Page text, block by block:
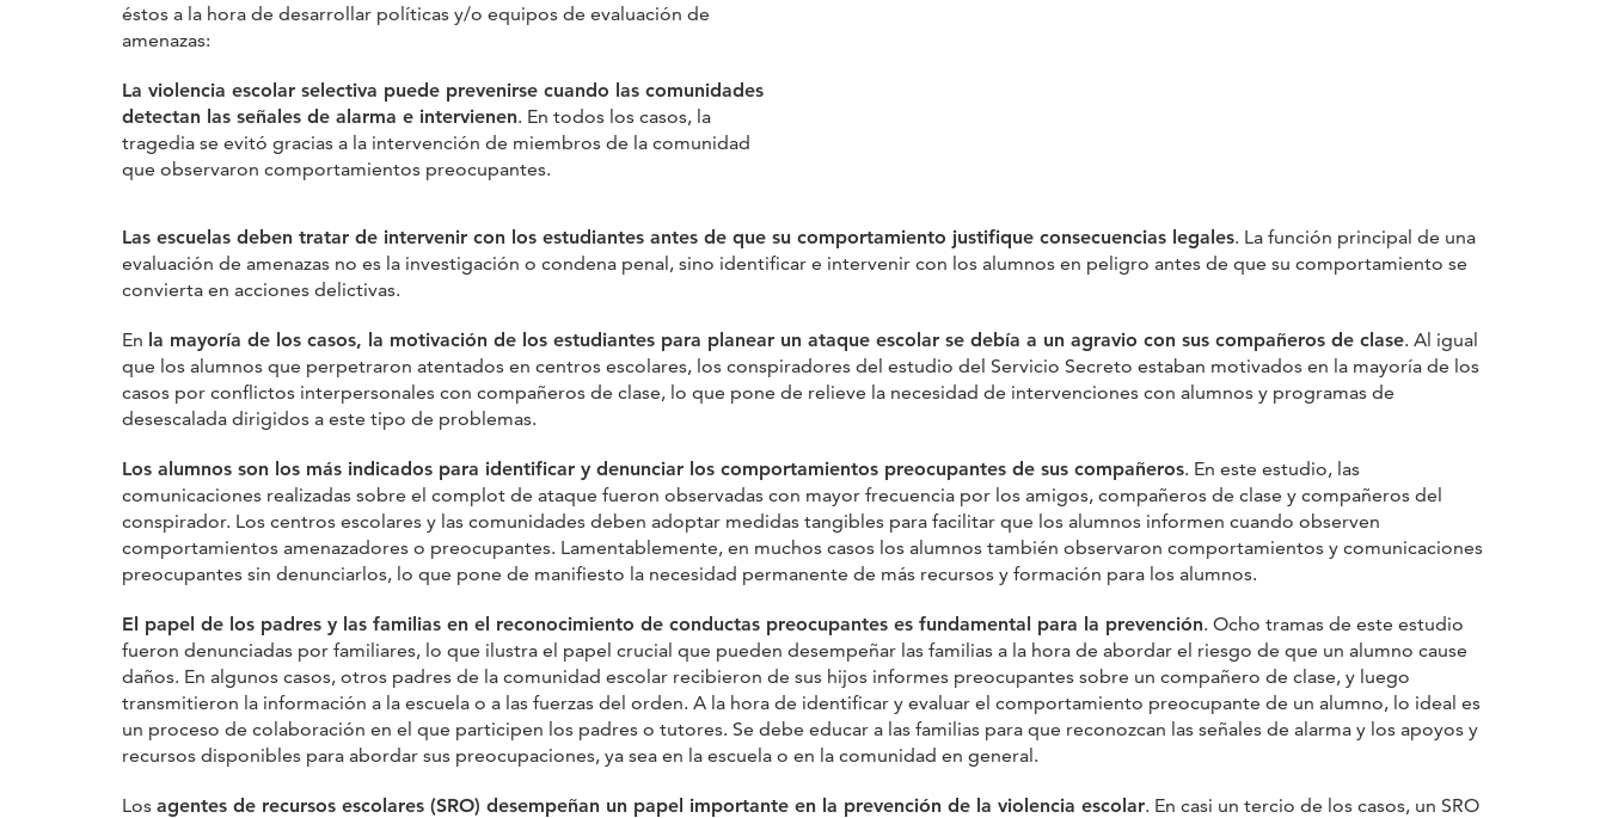
éstos a la hora de desarrollar políticas y/o equipos de evaluación de
amenazas:
La violencia escolar selectiva puede prevenirse cuando las comunidades
detectan las señales de alarma e intervienen. En todos los casos, la
tragedia se evitó gracias a la intervención de miembros de la comunidad
que observaron comportamientos preocupantes.
Las escuelas deben tratar de intervenir con los estudiantes antes de que su comportamiento justifique consecuencias legales. La función principal de una
evaluación de amenazas no es la investigación o condena penal, sino identificar e intervenir con los alumnos en peligro antes de que su comportamiento se
convierta en acciones delictivas.
En la mayoría de los casos, la motivación de los estudiantes para planear un ataque escolar se debía a un agravio con sus compañeros de clase. Al igual
que los alumnos que perpetraron atentados en centros escolares, los conspiradores del estudio del Servicio Secreto estaban motivados en la mayoría de los
casos por conflictos interpersonales con compañeros de clase, lo que pone de relieve la necesidad de intervenciones con alumnos y programas de
desescalada dirigidos a este tipo de problemas.
Los alumnos son los más indicados para identificar y denunciar los comportamientos preocupantes de sus compañeros. En este estudio, las
comunicaciones realizadas sobre el complot de ataque fueron observadas con mayor frecuencia por los amigos, compañeros de clase y compañeros del
conspirador. Los centros escolares y las comunidades deben adoptar medidas tangibles para facilitar que los alumnos informen cuando observen
comportamientos amenazadores o preocupantes. Lamentablemente, en muchos casos los alumnos también observaron comportamientos y comunicaciones
preocupantes sin denunciarlos, lo que pone de manifiesto la necesidad permanente de más recursos y formación para los alumnos.
El papel de los padres y las familias en el reconocimiento de conductas preocupantes es fundamental para la prevención. Ocho tramas de este estudio
fueron denunciadas por familiares, lo que ilustra el papel crucial que pueden desempeñar las familias a la hora de abordar el riesgo de que un alumno cause
daños. En algunos casos, otros padres de la comunidad escolar recibieron de sus hijos informes preocupantes sobre un compañero de clase, y luego
transmitieron la información a la escuela o a las fuerzas del orden. A la hora de identificar y evaluar el comportamiento preocupante de un alumno, lo ideal es
un proceso de colaboración en el que participen los padres o tutores. Se debe educar a las familias para que reconozcan las señales de alarma y los apoyos y
recursos disponibles para abordar sus preocupaciones, ya sea en la escuela o en la comunidad en general.
Los agentes de recursos escolares (SRO) desempeñan un papel importante en la prevención de la violencia escolar. En casi un tercio de los casos, un SRO